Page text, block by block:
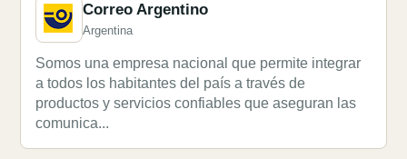
Correo Argentino
Argentina
Somos una empresa nacional que permite integrar
a todos los habitantes del país a través de
productos y servicios confiables que aseguran las
comunica...